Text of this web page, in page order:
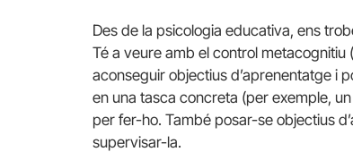
Des de la psicologia educativa, ens
Té a veure amb el control metacognitiu
aconseguir objectius d’aprenentatge i
en una tasca concreta (per exemple,
per fer-ho. També posar-se objectius
supervisar-la.